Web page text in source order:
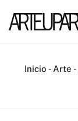
Inicio - Arte -